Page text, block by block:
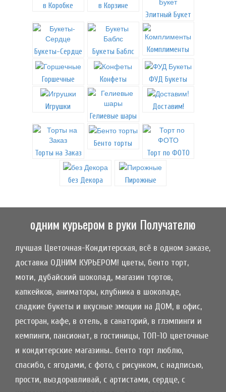
в Коробке
в Корзине
Элитный Букет
Букеты-Сердце Букеты Баблс Комплименты
Горшечные Конфеты ФУД Букеты
Игрушки
Гелиевые шары
Доставим!
Торты на Заказ
Бенто торты
Торт по ФОТО
без Декора Пирожные
одним курьером в руки Получателю
лучшая Цветочная-Кондитерская, всё в одном заказе,
доставка ОДНИМ КУРЬЕРОМ! цветы, бенто торт,
моти, дубайский шоколад, магазин тортов,
капкейков, аниматоры, клубника в шоколаде,
сладкие букеты и вкусные эмоции на ДОМ, в офис,
ресторан, кафе, в отель, в санаторий, в глэмпинги и
кемпинги, пансионат, в гостиницы, ТОП-10 цветочные
и кондитерские магазины.. бенто торт люблю,
спасибо, с ягодами, с фото, с рисунком, с надписью,
прости, выздоравливай, с артистами, сердце, с